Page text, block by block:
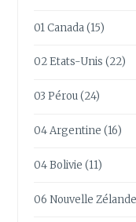
01 Canada(15)
02 Etats-Unis (22)
03 Pérou(24)
04 Argentine (16)
04 Bolivie (11)
06 Nouvelle Zélande